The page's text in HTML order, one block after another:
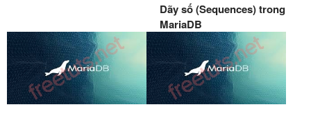
Dãy số (Sequences) trong
MariaDB